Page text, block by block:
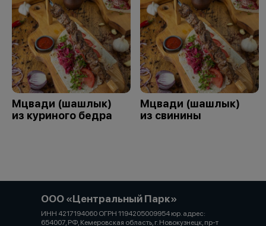
Мцвади (шашлык)
из куриного бедра
Мцвади (шашлык)
из свинины
ООО «Центральный Парк»
ИНН 4217194060 ОГРН 1194205009954 юр. адрес:
654007, РФ, Кемеровская область, г. Новокузнецк, пр-т